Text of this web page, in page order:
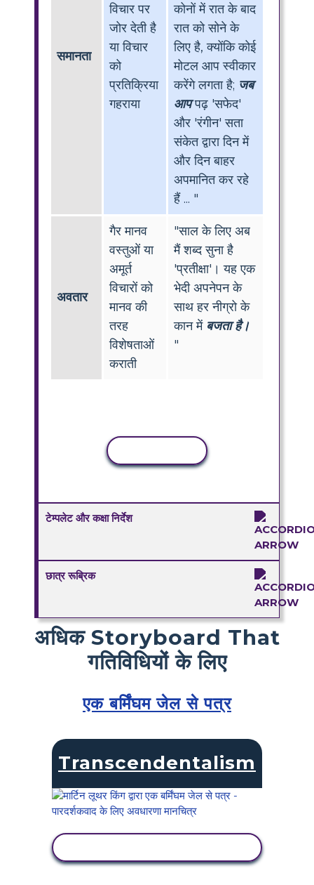
समानता
विचार पर
जोर देती है
या विचार
को
प्रतिक्रिया
गहराया
कोनों में रात के बाद
रात को सोने के
लिए है, क्योंकि कोई
मोटल आप स्वीकार
करेंगे लगता है; जब
आपपढ़ 'सफेद'
और 'रंगीन' सता
संकेत द्वारा दिन में
और दिन बाहर
अपमानित कर रहे
हैं ... "
अवतार
गैर मानव
वस्तुओं या
अमूर्त
विचारों को
मानव की
तरह
विशेषताओं
कराती
"साल के लिए अब
मैं शब्द सुना है
'प्रतीक्षा'। यह एक
भेदी अपनेपन के
साथ हर नीग्रो के
कान में बजता है।
"
टेम्पलेट और कक्षा निर्देश
छात्र रूब्रिक
अधिक Storyboard That
गतिविधियों के लिए
एक बर्मिंघम जेल से पत्र
Transcendentalism